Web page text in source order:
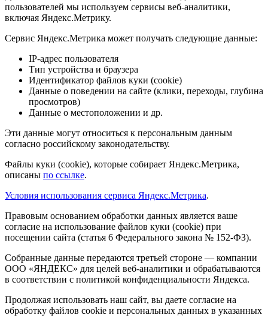
пользователей мы используем сервисы веб-аналитики,
включая Яндекс.Метрику.
Сервис Яндекс.Метрика может получать следующие данные:
IP-адрес пользователя
Тип устройства и браузера
Идентификатор файлов куки (cookie)
Данные о поведении на сайте (клики, переходы, глубина
просмотров)
Данные о местоположении и др.
Эти данные могут относиться к персональным данным
согласно российскому законодательству.
Файлы куки (cookie), которые собирает Яндекс.Метрика,
описаны по ссылке.
Условия использования сервиса Яндекс.Метрика.
Правовым основанием обработки данных является ваше
согласие на использование файлов куки (cookie) при
посещении сайта (статья 6 Федерального закона № 152-ФЗ).
Собранные данные передаются третьей стороне — компании
ООО «ЯНДЕКС» для целей веб-аналитики и обрабатываются
в соответствии с политикой конфиденциальности Яндекса.
Продолжая использовать наш сайт, вы даете согласие на
обработку файлов cookie и персональных данных в указанных